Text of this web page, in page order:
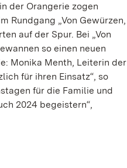
der Orangerie zogen
Rundgang „Von Gewürzen,
auf der Spur. Bei „Von
so einen neuen
Monika Menth, Leiterin der
für ihren Einsatz“, so
für die Familie und
2024 begeistern“,